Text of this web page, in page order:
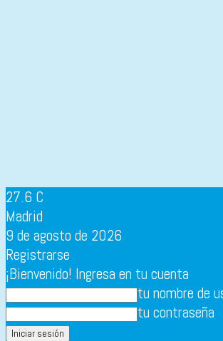
27.6 C
Madrid
9 de agosto de 2026
Registrarse
¡Bienvenido! Ingresa en tu cuenta
tu nombre de
tu contraseña